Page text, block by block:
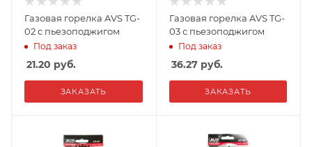
Газовая горелка AVS TG-
02 с пьезоподжигом
Под заказ
21.20 руб.
ЗАКАЗАТЬ
Газовая горелка AVS TG-
03 с пьезоподжигом
Под заказ
36.27руб.
ЗАКАЗАТЬ